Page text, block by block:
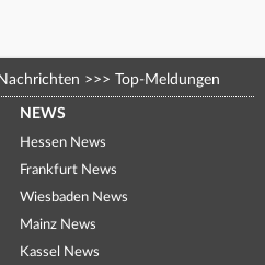
Nachrichten >>> Top-Meldungen
NEWS
Hessen News
Frankfurt News
Wiesbaden News
Mainz News
Kassel News